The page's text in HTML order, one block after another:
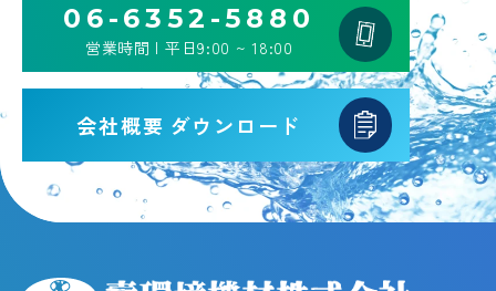
06-6352-5880
営業時間 | 平日9:00 ~ 18:00
会社概要 ダウンロード